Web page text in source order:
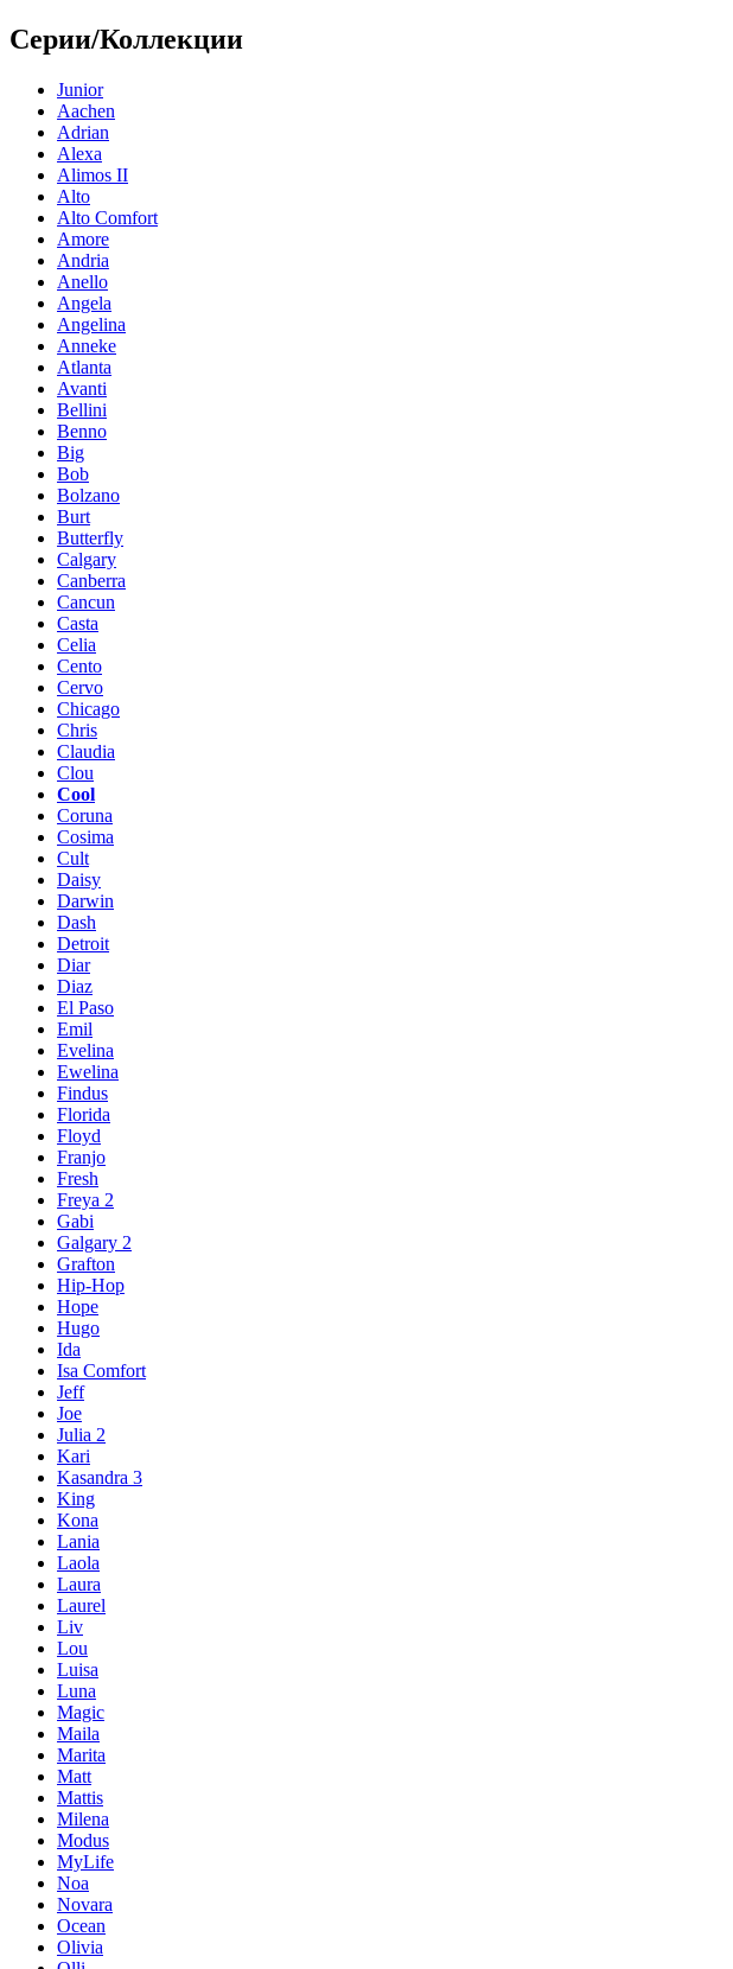
Серии/Коллекции
Junior
Aachen
Adrian
Alexa
Alimos II
Alto
Alto Comfort
Amore
Andria
Anello
Angela
Angelina
Anneke
Atlanta
Avanti
Bellini
Benno
Big
Bob
Bolzano
Burt
Butterfly
Calgary
Canberra
Cancun
Casta
Celia
Cento
Cervo
Chicago
Chris
Claudia
Clou
Cool
Coruna
Cosima
Cult
Daisy
Darwin
Dash
Detroit
Diar
Diaz
El Paso
Emil
Evelina
Ewelina
Findus
Florida
Floyd
Franjo
Fresh
Freya 2
Gabi
Galgary 2
Grafton
Hip-Hop
Hope
Hugo
Ida
Isa Comfort
Jeff
Joe
Julia 2
Kari
Kasandra 3
King
Kona
Lania
Laola
Laura
Laurel
Liv
Lou
Luisa
Luna
Magic
Maila
Marita
Matt
Mattis
Milena
Modus
MyLife
Noa
Novara
Ocean
Olivia